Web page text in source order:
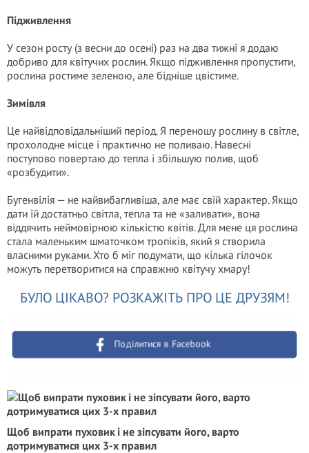
Підживлення
У сезон росту (з весни до осені) раз на два тижні я додаю
добриво для квітучих рослин. Якщо підживлення пропустити,
рослина ростиме зеленою, але бідніше цвістиме.
Зимівля
Це найвідповідальніший період. Я переношу рослину в світле,
прохолодне місце і практично не поливаю. Навесні
поступово повертаю до тепла і збільшую полив, щоб
«розбудити».
Бугенвілія — не найвибагливіша, але має свій характер. Якщо
дати їй достатньо світла, тепла та не «заливати», вона
віддячить неймовірною кількістю квітів. Для мене ця рослина
стала маленьким шматочком тропіків, який я створила
власними руками. Хто б міг подумати, що кілька гілочок
можуть перетворитися на справжню квітучу хмару!
БУЛО ЦІКАВО? РОЗКАЖІТЬ ПРО ЦЕ ДРУЗЯМ!
Поділитися в Facebook
Щоб випрати пуховик і не зіпсувати його, варто
дотримуватися цих 3-х правил